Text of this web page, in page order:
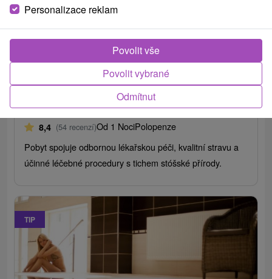
Léčebný pobyt KLASIK: Léčivá síla Stóši a
návrat ke zdraví v objetí přírody
Štós
8,4 (54 recenzí)Od 1 NociPolopenze
Pobyt spojuje odbornou lékařskou péči, kvalitní stravu a
účinné léčebné procedury s tichem stóšské přírody.
TIP
Personalizace reklam
Odmítnut
Povolit vybrané
Povolit vše